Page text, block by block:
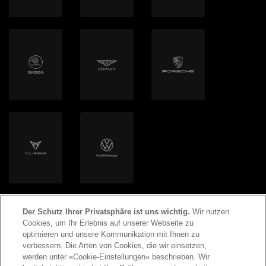
Volton
2026 Copyright AMAG Group AG
Der Schutz Ihrer Privatsphäre ist uns wichtig. Wir nutzen
Cookies, um Ihr Erlebnis auf unserer Webseite zu
optimieren und unsere Kommunikation mit Ihnen zu
verbessern. Die Arten von Cookies, die wir einsetzen,
werden unter «Cookie-Einstellungen» beschrieben. Wir